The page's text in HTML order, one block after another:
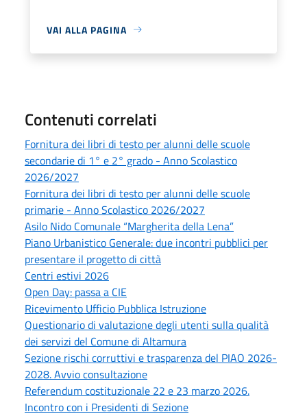
VAI ALLA PAGINA
Contenuti correlati
Fornitura dei libri di testo per alunni delle scuole
secondarie di 1° e 2° grado - Anno Scolastico
2026/2027
Fornitura dei libri di testo per alunni delle scuole
primarie - Anno Scolastico 2026/2027
Asilo Nido Comunale “Margherita della Lena”
Piano Urbanistico Generale: due incontri pubblici per
presentare il progetto di città
Centri estivi 2026
Open Day: passa a CIE
Ricevimento Ufficio Pubblica Istruzione
Questionario di valutazione degli utenti sulla qualità
dei servizi del Comune di Altamura
Sezione rischi corruttivi e trasparenza del PIAO 2026-
2028. Avvio consultazione
Referendum costituzionale 22 e 23 marzo 2026.
Incontro con i Presidenti di Sezione